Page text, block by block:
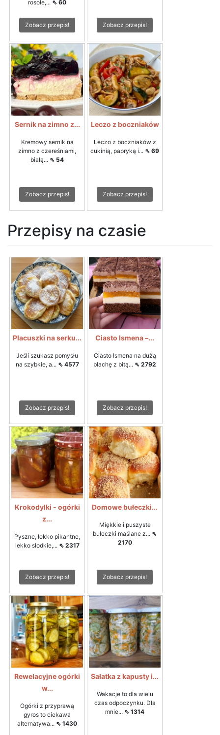
rosole,... ⇖ 60
Zobacz przepis! Zobacz przepis!
Sernik na zimno z...
Kremowy sernik na
zimno z czereśniami,
białą... ⇖ 54
Zobacz przepis!
Leczo z boczniaków
Leczo z boczniaków z
cukinią, papryką i... ⇖ 69
Zobacz przepis!
Przepisy na czasie
Placuszki na serku...
Jeśli szukasz pomysłu
na szybkie, a... ⇖ 4577
Zobacz przepis!
Ciasto Ismena –...
Ciasto Ismena na dużą
blachę z bitą... ⇖ 2792
Zobacz przepis!
Krokodylki - ogórki
z...
Pyszne, lekko pikantne,
lekko słodkie,... ⇖ 2317
Zobacz przepis!
Domowe bułeczki...
Miękkie i puszyste
bułeczki maślane z... ⇖
2170
Zobacz przepis!
Rewelacyjne ogórki
w...
Ogórki z przyprawą
gyros to ciekawa
alternatywa... ⇖ 1430
Sałatka z kapusty i...
Wakacje to dla wielu
czas odpoczynku. Dla
mnie... ⇖ 1314